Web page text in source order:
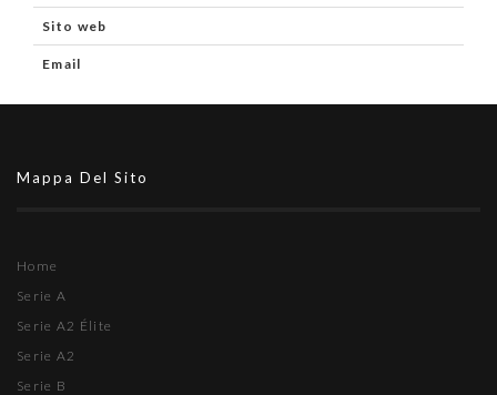
Sito web
Email
Mappa Del Sito
Home
Serie A
Serie A2 Élite
Serie A2
Serie B